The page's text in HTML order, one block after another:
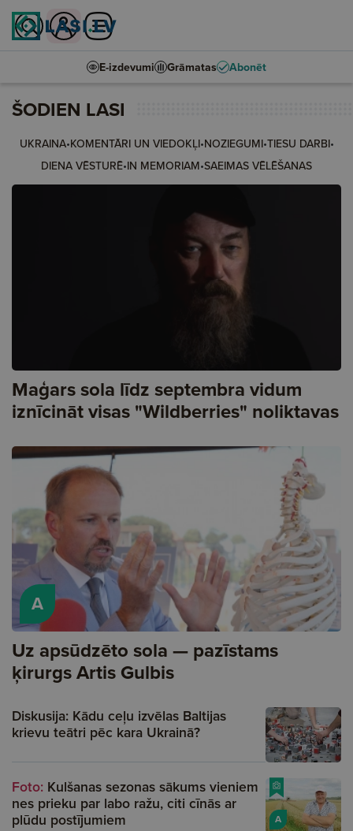
E-izdevumi Grāmatas Abonēt
ŠODIEN LASI
UKRAINA•KOMENTĀRI UN VIEDOKĻI•NOZIEGUMI•TIESU DARBI•
DIENA VĒSTURĒ•IN MEMORIAM•SAEIMAS VĒLĒŠANAS
Maģars sola līdz septembra vidum
iznīcināt visas "Wildberries" noliktavas
A
Uz apsūdzēto sola — pazīstams
ķirurgs Artis Gulbis
Diskusija: Kādu ceļu izvēlas Baltijas
krievu teātri pēc kara Ukrainā?
A
Foto: Kulšanas sezonas sākums vieniem
nes prieku par labo ražu, citi cīnās ar
plūdu postījumiem